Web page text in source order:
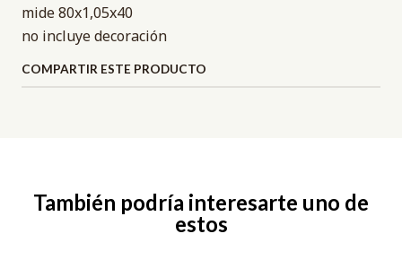
mide 80x1,05x40
no incluye decoración
COMPARTIR ESTE PRODUCTO
También podría interesarte uno de
estos